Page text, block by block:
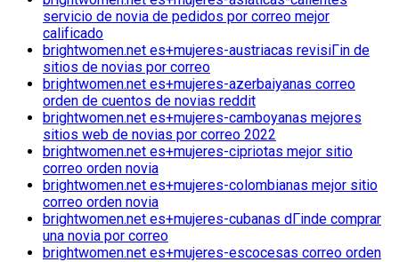
servicio de novia de pedidos por correo mejor
calificado
brightwomen.net es+mujeres-austriacas revisiГіn de
sitios de novias por correo
brightwomen.net es+mujeres-azerbaiyanas correo
orden de cuentos de novias reddit
brightwomen.net es+mujeres-camboyanas mejores
sitios web de novias por correo 2022
brightwomen.net es+mujeres-cipriotas mejor sitio
correo orden novia
brightwomen.net es+mujeres-colombianas mejor sitio
correo orden novia
brightwomen.net es+mujeres-cubanas dГіnde comprar
una novia por correo
brightwomen.net es+mujeres-escocesas correo orden